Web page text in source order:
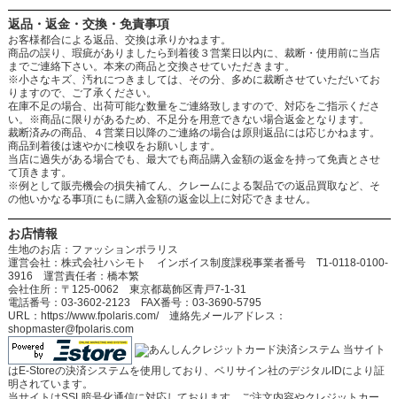
返品・返金・交換・免責事項
お客様都合による返品、交換は承りかねます。
商品の誤り、瑕疵がありましたら到着後３営業日以内に、裁断・使用前に当店
までご連絡下さい。本来の商品と交換させていただきます。
※小さなキズ、汚れにつきましては、その分、多めに裁断させていただいてお
りますので、ご了承ください。
在庫不足の場合、出荷可能な数量をご連絡致しますので、対応をご指示くださ
い。※商品に限りがあるため、不足分を用意できない場合返金となります。
裁断済みの商品、４営業日以降のご連絡の場合は原則返品には応じかねます。
商品到着後は速やかに検収をお願いします。
当店に過失がある場合でも、最大でも商品購入金額の返金を持って免責とさせ
て頂きます。
※例として販売機会の損失補てん、クレームによる製品での返品買取など、そ
の他いかなる事項にもに購入金額の返金以上に対応できません。
お店情報
生地のお店：ファッションポラリス
運営会社：株式会社ハシモト インボイス制度課税事業者番号 T1-0118-0100-
3916 運営責任者：橋本繁
会社住所：〒125-0062 東京都葛飾区青戸7-1-31
電話番号：03-3602-2123 FAX番号：03-3690-5795
URL：https://www.fpolaris.com/ 連絡先メールアドレス：
shopmaster@fpolaris.com
当サイト
はE-Storeの決済システムを使用しており、ベリサイン社のデジタルIDにより証
明されています。